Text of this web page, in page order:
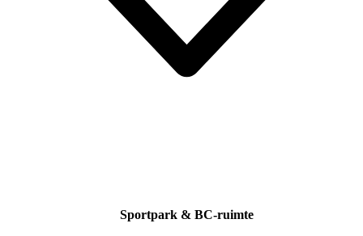
Sportpark & BC-ruimte